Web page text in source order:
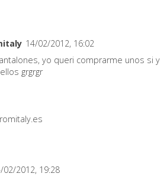
14/02/2012, 16:02
yo queri comprarme unos si y
grgrgr
02/2012, 19:28